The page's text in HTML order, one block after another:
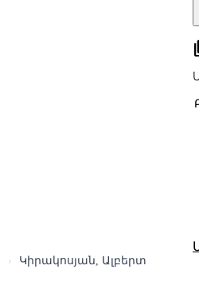
›
Կիրակոսյան, Ալբերտ